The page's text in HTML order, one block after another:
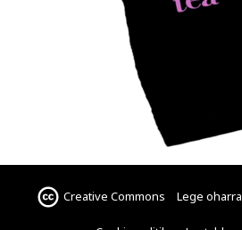
Creative Commons Lege oharra